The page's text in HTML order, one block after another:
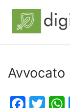
Avvocato